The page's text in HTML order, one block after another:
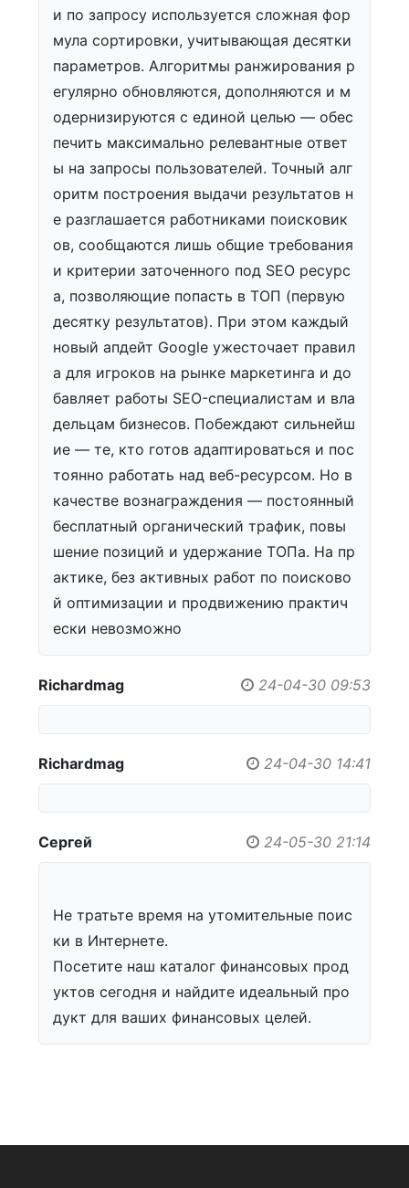
и по запросу используется сложная фор
мула сортировки, учитывающая десятки
параметров. Алгоритмы ранжирования р
егулярно обновляются, дополняются и м
одернизируются с единой целью — обес
печить максимально релевантные ответ
ы на запросы пользователей. Точный алг
оритм построения выдачи результатов н
е разглашается работниками поисковик
ов, сообщаются лишь общие требования
и критерии заточенного под SEO ресурс
а, позволяющие попасть в ТОП (первую
десятку результатов). При этом каждый
новый апдейт Google ужесточает правил
а для игроков на рынке маркетинга и до
бавляет работы SEO-специалистам и вла
дельцам бизнесов. Побеждают сильнейш
ие — те, кто готов адаптироваться и пос
тоянно работать над веб-ресурсом. Но в
качестве вознаграждения — постоянный
бесплатный органический трафик, повы
шение позиций и удержание ТОПа. На пр
актике, без активных работ по поисково
й оптимизации и продвижению практич
ески невозможно
Richardmag 24-04-30 09:53
Richardmag 24-04-30 14:41
Сергей 24-05-30 21:14
Не тратьте время на утомительные поис
ки в Интернете.
Посетите наш каталог финансовых прод
уктов сегодня и найдите идеальный про
дукт для ваших финансовых целей.